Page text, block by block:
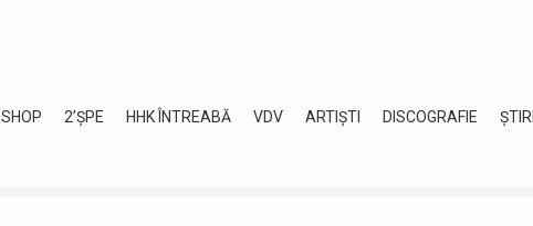
SHOP 2’ȘPE HHK ÎNTREABĂ VDV ARTIȘTI DISCOGRAFIE ȘTIRI